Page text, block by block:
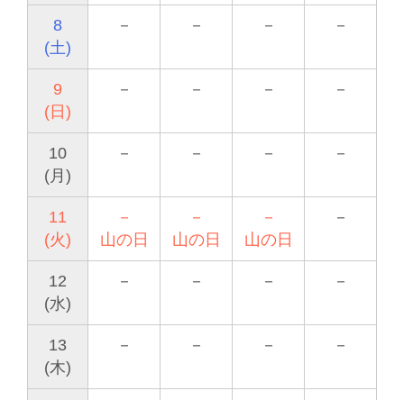
8
(土)
－ － － －
9
(日)
－ － － －
10
(月)
－ － － －
11
(火)
－
山の日
－
山の日
－
山の日
－
12
(水)
－ － － －
13
(木)
－ － － －